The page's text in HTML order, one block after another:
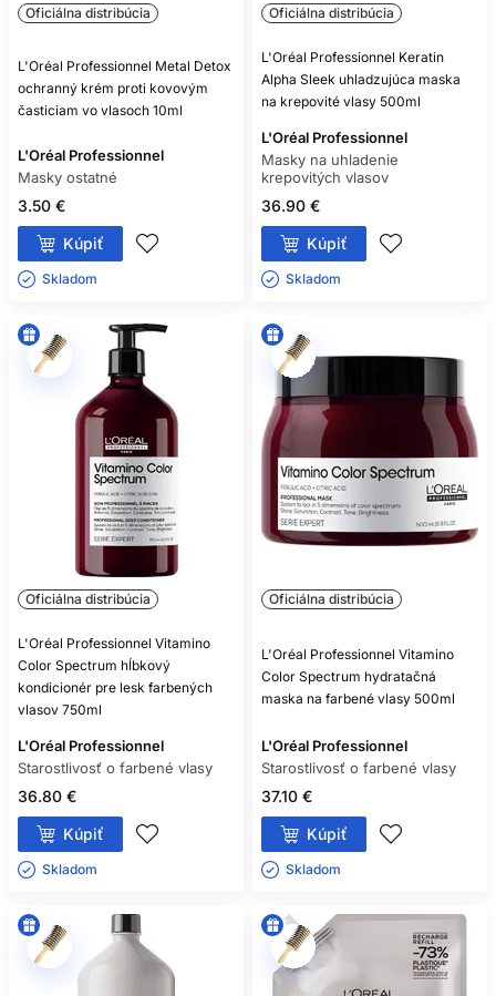
Oficiálna distribúcia
L'Oréal Professionnel Metal Detox
ochranný krém proti kovovým
časticiam vo vlasoch 10ml
L'Oréal Professionnel
Masky ostatné
3.50 €
Kúpiť
Skladom ㅤ
Oficiálna distribúcia
L'Oréal Professionnel Keratin
Alpha Sleek uhladzujúca maska
na krepovité vlasy 500ml
L'Oréal Professionnel
Masky na uhladenie
krepovitých vlasov
36.90 €
Kúpiť
Skladom ㅤ
Oficiálna distribúcia
L'Oréal Professionnel Vitamino
Color Spectrum hĺbkový
kondicionér pre lesk farbených
vlasov 750ml
L'Oréal Professionnel
Starostlivosť o farbené vlasy
36.80 €
Kúpiť
Skladom ㅤ
Oficiálna distribúcia
L'Oréal Professionnel Vitamino
Color Spectrum hydratačná
maska na farbené vlasy 500ml
L'Oréal Professionnel
Starostlivosť o farbené vlasy
37.10 €
Kúpiť
Skladom ㅤ